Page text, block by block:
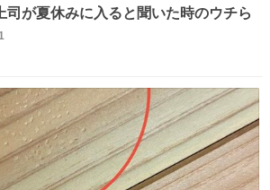
司が夏休みに入ると聞いた時のウチら